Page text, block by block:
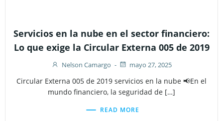
Servicios en la nube en el sector financiero:
Lo que exige la Circular Externa 005 de 2019
Nelson Camargo - mayo 27, 2025
Circular Externa 005 de 2019 servicios en la nube 📢En el
mundo financiero, la seguridad de […]
READ MORE